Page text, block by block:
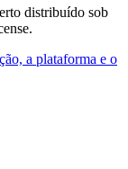
distribuído sob